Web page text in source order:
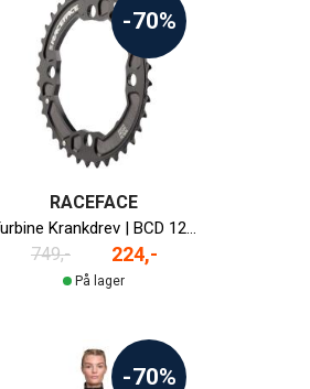
-70%
RACEFACE
Turbine Krankdrev | BCD 120 | 40T | 3x10-delt
749,- 224,-
På lager
-70%